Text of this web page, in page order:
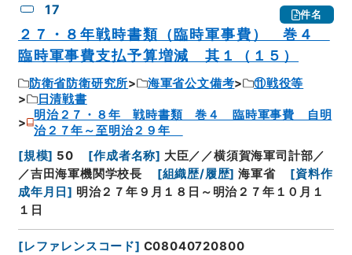
17 件名
２７・８年戦時書類（臨時軍事費） 巻４
臨時軍事費支払予算増減 其１（１５）
防衛省防衛研究所 海軍省公文備考
⑪戦役等
日清戦書
明治２７・８年 戦時書類 巻４ 臨時軍事費 自明
治２７年～至明治２９年
[規模] 50 [作成者名称] 大臣／／横須賀海軍司計部／
／吉田海軍機関学校長
[組織歴/履歴] 海軍省 [資料作
成年月日] 明治２７年９月１８日～明治２７年１０月１
１日
[レファレンスコード] C08040720800